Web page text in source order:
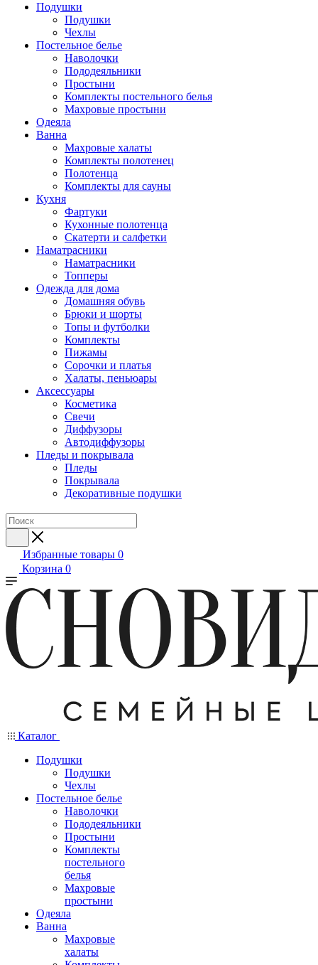
Подушки
Подушки
Чехлы
Постельное белье
Наволочки
Пододеяльники
Простыни
Комплекты постельного белья
Махровые простыни
Одеяла
Ванна
Махровые халаты
Комплекты полотенец
Полотенца
Комплекты для сауны
Кухня
Фартуки
Кухонные полотенца
Скатерти и салфетки
Наматрасники
Наматрасники
Топперы
Одежда для дома
Домашняя обувь
Брюки и шорты
Топы и футболки
Комплекты
Пижамы
Сорочки и платья
Халаты, пеньюары
Аксессуары
Косметика
Свечи
Диффузоры
Автодиффузоры
Пледы и покрывала
Пледы
Покрывала
Декоративные подушки
Избранные товары 0
Корзина 0
Каталог
Подушки
Подушки
Чехлы
Постельное белье
Наволочки
Пододеяльники
Простыни
Комплекты
постельного
белья
Махровые
простыни
Одеяла
Ванна
Махровые
халаты